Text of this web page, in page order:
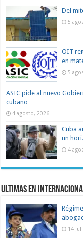
Del
5
OIT
en
5
ASIC pide al nuevo
cubano
4 agosto, 2026
Cuba
un
4
Ultimas en
14